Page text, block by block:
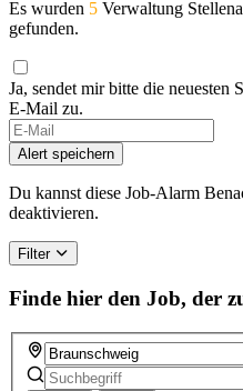
Es wurden 5 Verwaltung
gefunden.
Ja, sendet mir bitte die neuesten
E-Mail zu.
If
you
are
a
human,
this
field
Alert speichern
Du kannst diese Job-Alarm
deaktivieren.
Filter
Finde hier den Job, der